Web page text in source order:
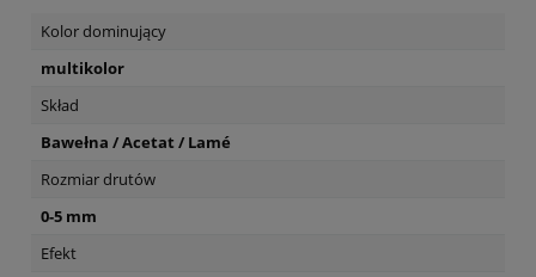
Kolor dominujący
multikolor
Skład
Bawełna / Acetat / Lamé
Rozmiar drutów
0-5 mm
Efekt